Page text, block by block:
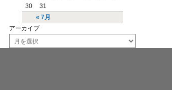
« 7月
30
31
アーカイブ
ー